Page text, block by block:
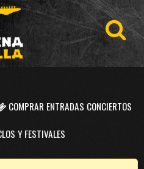
COMPRAR ENTRADAS CONCIERTOS
Y FESTIVALES